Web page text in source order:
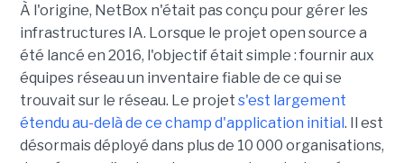
À l'origine, NetBox n'était pas conçu pour gérer les
infrastructures IA. Lorsque le projet open source a
été lancé en 2016, l'objectif était simple : fournir aux
équipes réseau un inventaire fiable de ce qui se
trouvait sur le réseau. Le projet s'est largement
étendu au-delà de ce champ d'application initial. Il est
désormais déployé dans plus de 10 000 organisations,